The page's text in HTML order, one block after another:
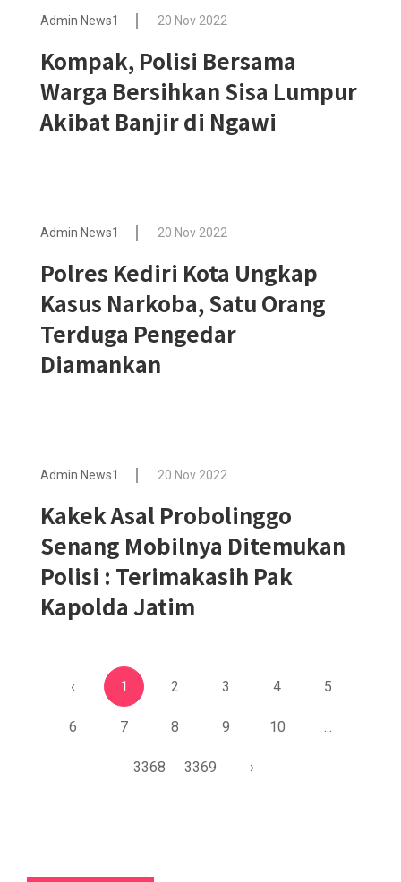
Admin News1 20 Nov 2022
Kompak, Polisi Bersama
Warga Bersihkan Sisa Lumpur
Akibat Banjir di Ngawi
Admin News1 20 Nov 2022
Polres Kediri Kota Ungkap
Kasus Narkoba, Satu Orang
Terduga Pengedar
Diamankan
Admin News1 20 Nov 2022
Kakek Asal Probolinggo
Senang Mobilnya Ditemukan
Polisi : Terimakasih Pak
Kapolda Jatim
‹ 1 2 3 4 5
6 7 8 9 10 ...
3368 3369 ›